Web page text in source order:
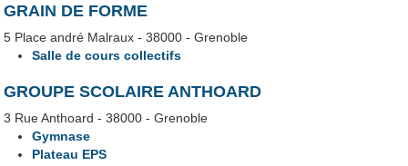
GRAIN DE FORME
5 Place andré Malraux - 38000 - Grenoble
Salle de cours collectifs
GROUPE SCOLAIRE ANTHOARD
3 Rue Anthoard - 38000 - Grenoble
Gymnase
Plateau EPS